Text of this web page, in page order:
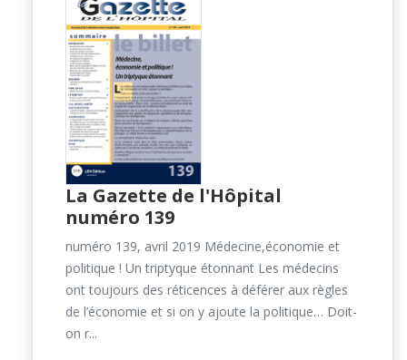
La Gazette de l'Hôpital
numéro 139
numéro 139, avril 2019 Médecine,économie et
politique ! Un triptyque étonnant Les médecins
ont toujours des réticences à déférer aux règles
de l’économie et si on y ajoute la politique… Doit-
on r...